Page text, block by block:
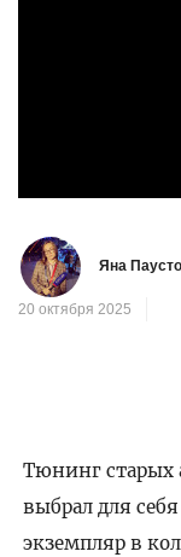
Яна
20 октября 2025
Тюнинг старых
выбрал для
экземпляр в